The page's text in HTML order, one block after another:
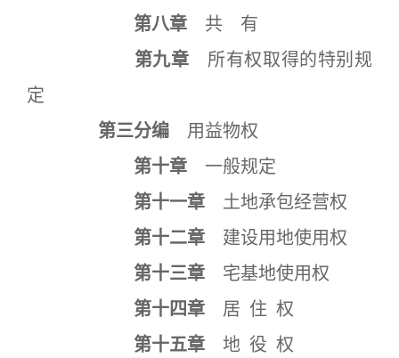
第八章 共 有
第九章 所有权取得的特别规
定
第三分编 用益物权
第十章 一般规定
第十一章 土地承包经营权
第十二章 建设用地使用权
第十三章 宅基地使用权
第十四章 居 住 权
第十五章 地 役 权